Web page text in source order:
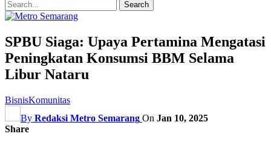
SPBU Siaga: Upaya Pertamina Mengatasi
Peningkatan Konsumsi BBM Selama
Libur Nataru
BisnisKomunitas
By Redaksi Metro Semarang On Jan 10, 2025
Share